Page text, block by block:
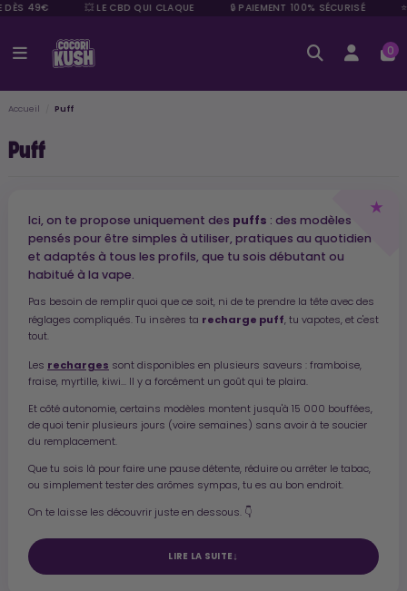
49€ 💥 LE CBD QUI CLAQUE 🔒 PAIEMENT 100% SÉCURISÉ ⭐
0
Accueil Puff
Puff
Ici, on te propose uniquement des puffs : des modèles
pensés pour être simples à utiliser, pratiques au quotidien
et adaptés à tous les profils, que tu sois débutant ou
habitué à la vape.
Pas besoin de remplir quoi que ce soit, ni de te prendre la tête avec des
réglages compliqués. Tu insères ta recharge puff, tu vapotes, et c'est
tout.
Les recharges sont disponibles en plusieurs saveurs : framboise,
fraise, myrtille, kiwi... Il y a forcément un goût qui te plaira.
Et côté autonomie, certains modèles montent jusqu'à 15 000 bouffées,
de quoi tenir plusieurs jours (voire semaines) sans avoir à te soucier
du remplacement.
Que tu sois là pour faire une pause détente, réduire ou arrêter le tabac,
ou simplement tester des arômes sympas, tu es au bon endroit.
On te laisse les découvrir juste en dessous. 👇
LIRE LA SUITE